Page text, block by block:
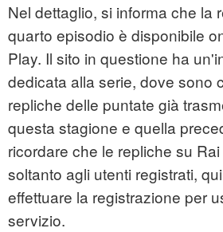
Nel dettaglio, si informa che la
quarto episodio è disponibile
Play. Il sito in questione ha
dedicata alla serie, dove sono
repliche delle puntate già
questa stagione e quella
ricordare che le repliche su
soltanto agli utenti registrati,
effettuare la registrazione per
servizio.